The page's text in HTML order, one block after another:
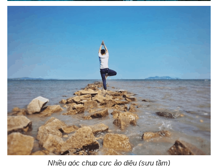
Nhiều góc chụp cực ảo diệu (sưu tầm)